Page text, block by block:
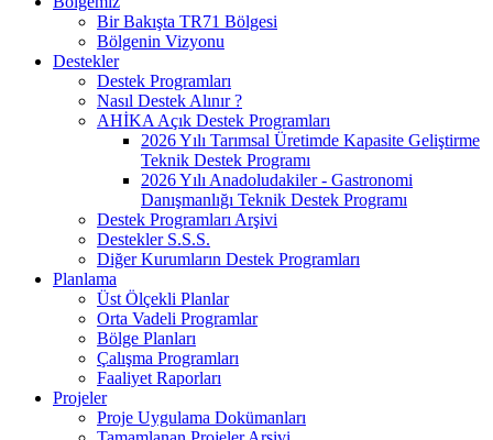
Bir Bakışta TR71 Bölgesi
Bölgenin Vizyonu
Destekler
Destek Programları
Nasıl Destek Alınır ?
AHİKA Açık Destek Programları
2026 Yılı Tarımsal Üretimde Kapasite Geliştirme
Teknik Destek Programı
2026 Yılı Anadoludakiler - Gastronomi
Danışmanlığı Teknik Destek Programı
Destek Programları Arşivi
Destekler S.S.S.
Diğer Kurumların Destek Programları
Planlama
Üst Ölçekli Planlar
Orta Vadeli Programlar
Bölge Planları
Çalışma Programları
Faaliyet Raporları
Projeler
Proje Uygulama Dokümanları